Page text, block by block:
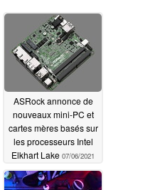
ASRock annonce de
nouveaux mini-PC et
cartes mères basés sur
les processeurs Intel
Elkhart Lake 07/06/2021